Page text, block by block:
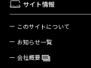
サイト情報
このサイトについて
お知らせ一覧
会社概要